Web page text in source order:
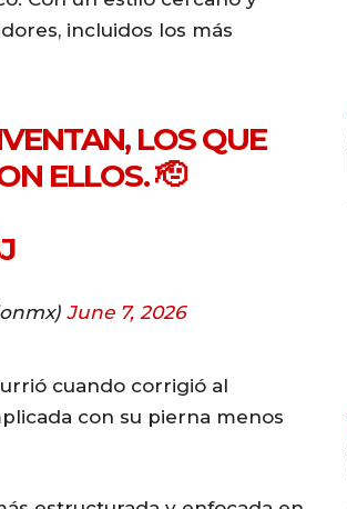
incluidos los más
LOS QUE
ELLOS. 🫡
June 7, 2026
cuando corrigió al
con su pierna menos